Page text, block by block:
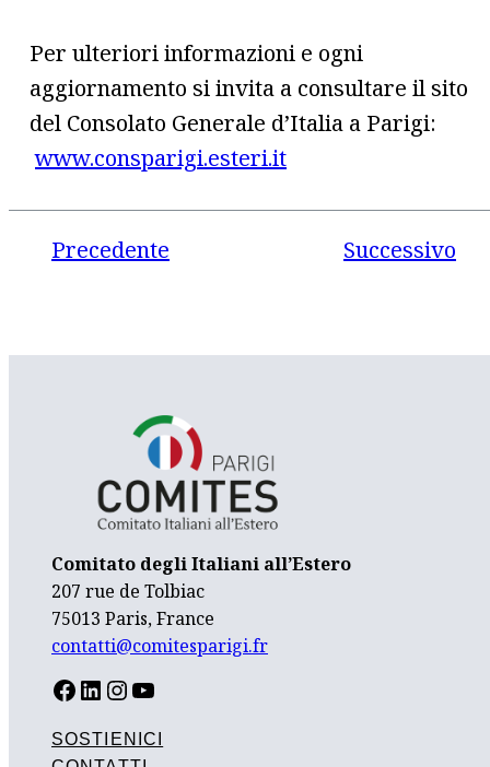
Per ulteriori informazioni e ogni
aggiornamento si invita a consultare il sito
del Consolato Generale d’Italia a Parigi:
www.consparigi.esteri.it
Precedente Successivo
Comitato degli Italiani all’Estero
207 rue de Tolbiac
75013 Paris, France
contatti@comitesparigi.fr
FACEBOOK LINKEDIN INSTAGRAM YOUTUBE
SOSTIENICI